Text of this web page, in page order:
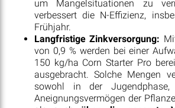
um Mangelsituationen zu
verbessert die N-Effizienz,
Frühjahr.
Langfristige Zinkversorgung:
von 0,9 % werden bei einer
150 kg/ha Corn Starter Pro
ausgebracht. Solche Mengen
sowohl in der
Aneignungsvermögen der